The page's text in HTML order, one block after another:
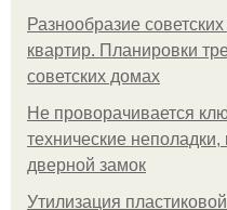
Разнообразие
квартир. Планировки
советских домах
Не проворачивается
технические неполадки,
дверной замок
Утилизация